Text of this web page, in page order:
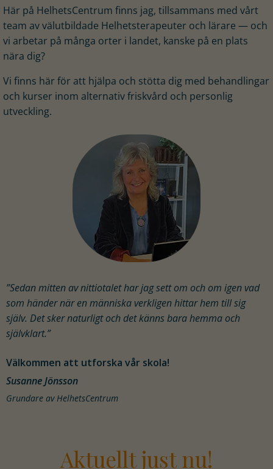
Här på HelhetsCentrum finns jag, tillsammans med vårt
team av välutbildade Helhetsterapeuter och lärare — och
vi arbetar på många orter i landet, kanske på en plats
nära dig?
Vi finns här för att hjälpa och stötta dig med behandlingar
och kurser inom alternativ friskvård och personlig
utveckling.
”Sedan mitten av nittiotalet har jag sett om och om igen vad
som händer när en människa verkligen hittar hem till sig
själv. Det sker naturligt och det känns bara hemma och
självklart.”
Välkommen att utforska vår skola!
Susanne Jönsson
Grundare av HelhetsCentrum
Aktuellt just nu!